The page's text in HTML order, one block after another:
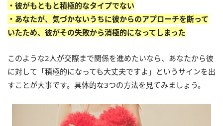
・彼がもともと積極的なタイプでない
・あなたが、気づかないうちに彼からのアプローチを断って
いたため、彼がその失敗から消極的になってしまった
このような2人が交際まで関係を進めたいなら、あなたから彼
に対して「積極的になっても大丈夫ですよ」というサインを出
すことが大事です。具体的な3つの方法を見てみましょう。